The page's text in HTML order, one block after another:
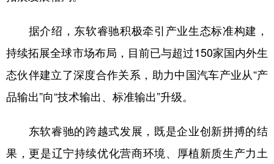
据介绍，东软睿驰积极牵引产业生态标准构建，
持续拓展全球市场布局，目前已与超过150家国内外生
态伙伴建立了深度合作关系，助力中国汽车产业从“产
品输出”向“技术输出、标准输出”升级。
东软睿驰的跨越式发展，既是企业创新拼搏的结
果，更是辽宁持续优化营商环境、厚植新质生产力土